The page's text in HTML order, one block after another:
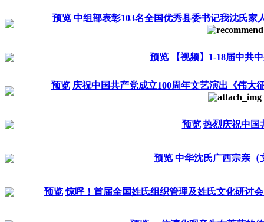
预览 中组部表彰103名全国优秀县委书记我沈氏家
预览 【视频】1-18届中共
预览 庆祝中国共产党成立100周年文艺演出《伟大
预览 热烈庆祝中国
预览 中华沈氏广西宗亲（
预览 惊呼！首届全国姓氏组织管理及姓氏文化研讨